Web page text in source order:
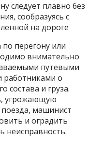
следует плавно без
сообразуясь с
на дороге
перегону или
внимательно
путевыми
работниками о
состава и груза.
угрожающую
машинист
и оградить
неисправность.